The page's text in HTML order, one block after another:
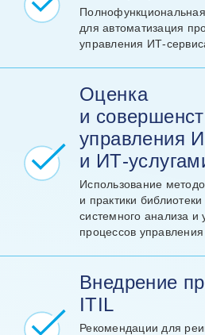
для автоматизация
управления
Оценка
и
управления
и
Использование
и практики
системного анализа и
процессов
Внедрение
ITIL
Рекомендации для